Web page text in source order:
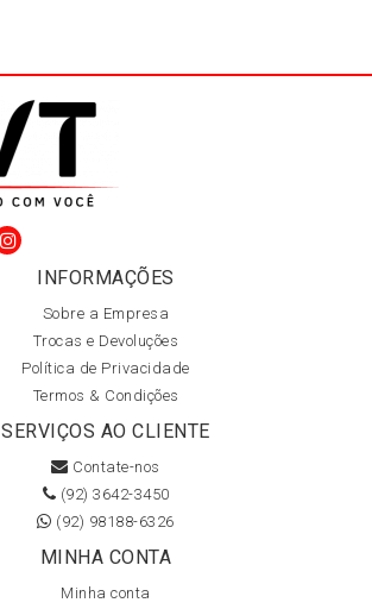
INFORMAÇÕES
Sobre a Empresa
Trocas e Devoluções
Política de Privacidade
Termos & Condições
SERVIÇOS AO CLIENTE
Contate-nos
(92) 3642-3450
(92) 98188-6326
MINHA CONTA
Minha conta